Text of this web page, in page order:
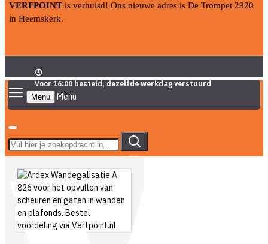
VERFPOINT is verhuisd! Ons nieuwe adres is De Trompet 2920
in Heemskerk.
Voor 16:00 besteld, dezelfde werkdag verstuurd
Menu